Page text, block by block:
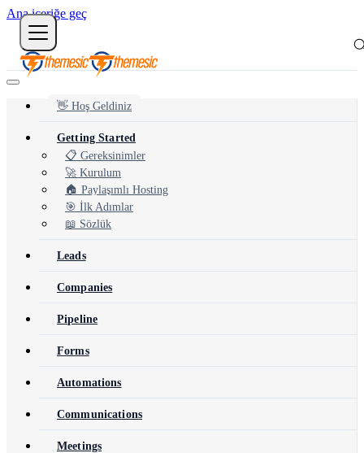
Ana içeriğe geç
👋 Hoş Geldiniz
Getting Started
📋 Gereksinimler
🚀 Kurulum
🏠 Paylaşımlı Hosting
🎯 İlk Adımlar
📖 Sözlük
Leads
Companies
Pipeline
Forms
Automations
Communications
Meetings